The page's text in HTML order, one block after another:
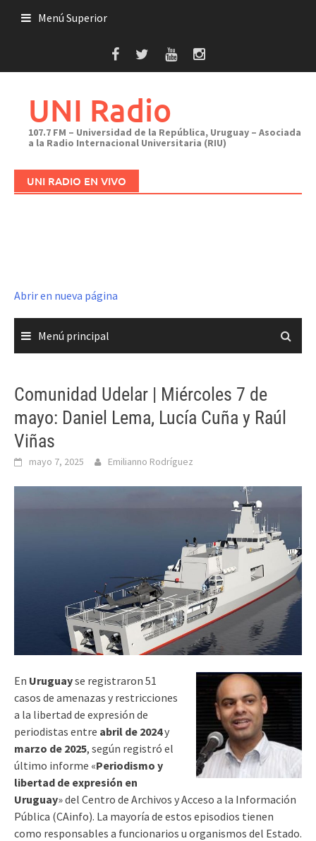
Menú Superior
UNI Radio
107.7 FM – Universidad de la República, Uruguay – Asociada
a la Radio Internacional Universitaria (RIU)
UNI RADIO EN VIVO
Abrir en nueva página
Menú principal
Comunidad Udelar | Miércoles 7 de
mayo: Daniel Lema, Lucía Cuña y Raúl
Viñas
mayo 7, 2025 Emilianno Rodríguez
En Uruguayse registraron 51
casos de amenazas y restricciones
a la libertad de expresión de
periodistas entre abril de 2024y
marzo de 2025, según registró el
último informe «Periodismo y
libertad de expresión en
Uruguay» del Centro de Archivos y Acceso a la Información
Pública (CAinfo). La mayoría de estos episodios tienen
como responsables a funcionarios u organismos del Estado.